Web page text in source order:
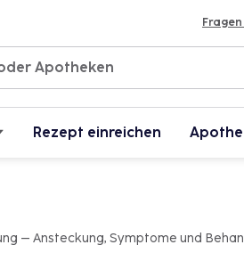
Rezept einreichen
– Ansteckung, Symptome und